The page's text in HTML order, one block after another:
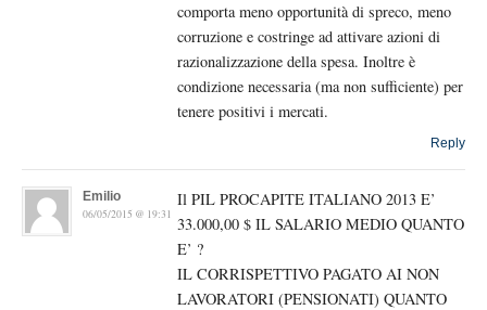
comporta meno opportunità di spreco, meno
corruzione e costringe ad attivare azioni di
razionalizzazione della spesa. Inoltre è
condizione necessaria (ma non sufficiente) per
tenere positivi i mercati.
Reply
Emilio
06/05/2015 @ 19:31
Il PIL PROCAPITE ITALIANO 2013 E’
33.000,00 $ IL SALARIO MEDIO QUANTO
E’ ?
IL CORRISPETTIVO PAGATO AI NON
LAVORATORI (PENSIONATI) QUANTO